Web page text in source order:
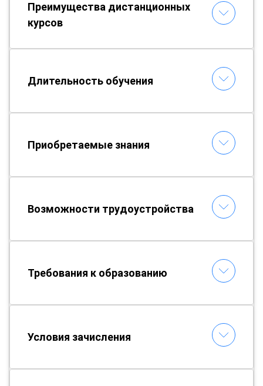
Преимущества дистанционных
курсов
Длительность обучения
Приобретаемые знания
Возможности трудоустройства
Требования к образованию
Условия зачисления